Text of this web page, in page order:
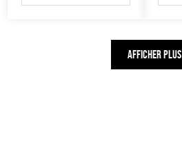
AFFICHER PLUS